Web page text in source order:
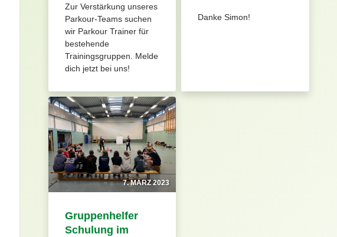
Zur Verstärkung unseres
Parkour-Teams suchen
wir Parkour Trainer für
bestehende
Trainingsgruppen. Melde
dich jetzt bei uns!
Danke Simon!
7. MÄRZ 2023
Gruppenhelfer
Schulung im